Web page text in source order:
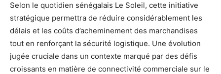
Selon le quotidien sénégalais Le Soleil, cette initiative
stratégique permettra de réduire considérablement les
délais et les coûts d’acheminement des marchandises
tout en renforçant la sécurité logistique. Une évolution
jugée cruciale dans un contexte marqué par des défis
croissants en matière de connectivité commerciale sur le